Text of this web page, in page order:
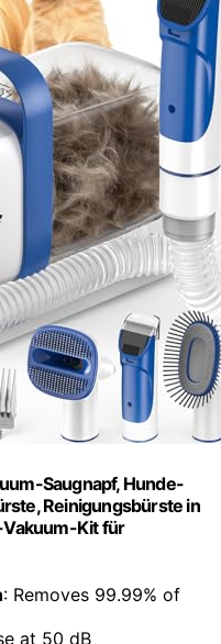
Saugnapf, Hunde-
Reinigungsbürste in
Vakuum-Kit für
: Removes 99.99% of
at 50 dB